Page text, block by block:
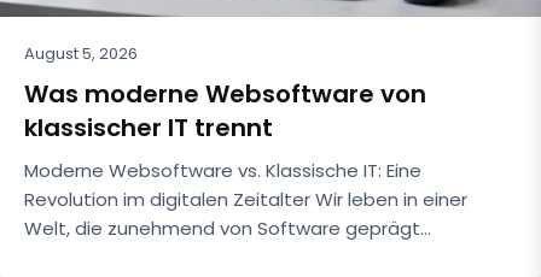
August 5, 2026
Was moderne Websoftware von
klassischer IT trennt
Moderne Websoftware vs. Klassische IT: Eine
Revolution im digitalen Zeitalter Wir leben in einer
Welt, die zunehmend von Software geprägt…